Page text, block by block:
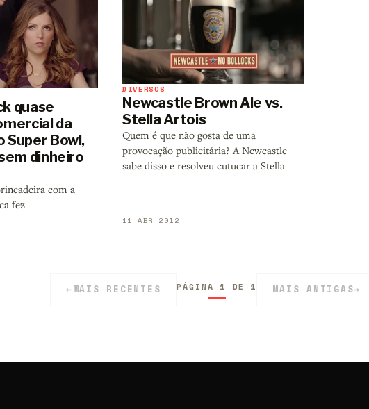
quase
da
Super Bowl,
dinheiro
com a
fez
DIVERSOS
Newcastle Brown Ale vs.
Stella Artois
Quem é que não gosta de uma
provocação publicitária? A Newcastle
sabe disso e resolveu cutucar a Stella
11 ABR 2012
←MAIS RECENTES PÁGINA 1 DE 1 MAIS ANTIGAS→